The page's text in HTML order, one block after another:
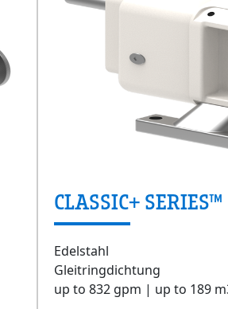
CLASSIC+ SERIES™
Edelstahl
Gleitringdichtung
up to 832 gpm | up to 189